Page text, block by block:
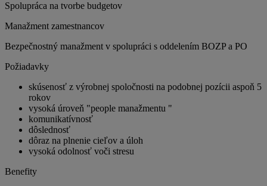
Spolupráca na tvorbe budgetov
Manažment zamestnancov
Bezpečnostný manažment v spolupráci s oddelením BOZP a PO
Požiadavky
skúsenosť z výrobnej spoločnosti na podobnej pozícii aspoň 5
rokov
vysoká úroveň "people manažmentu "
komunikatívnosť
dôslednosť
dôraz na plnenie cieľov a úloh
vysoká odolnosť voči stresu
Benefity